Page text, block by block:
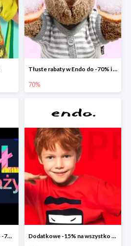
Tłuste rabaty w Endo do -70% i extra -20% na wszystko
70%
Finał wyprzedaży w Endo do -70% Dodatkowe -15% na wszystko z wyprzedaży w Endo